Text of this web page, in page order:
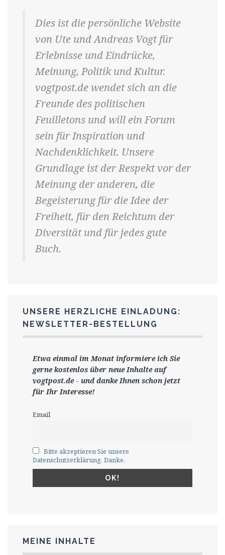
Dies ist die persönliche Website
von Ute und Andreas Vogt für
Erlebnisse und Eindrücke,
Meinung, Politik und Kultur.
vogtpost.de wendet sich an die
Freunde des politischen
Feuilletons und will ein Forum
sein für Inspiration und
Nachdenklichkeit. Unsere
Grundlage ist der Respekt vor der
Meinung der anderen, die
Begeisterung für die Idee der
Freiheit, für den Reichtum der
Diversität und für jedes gute
Buch.
UNSERE HERZLICHE EINLADUNG:
NEWSLETTER-BESTELLUNG
Etwa einmal im Monat informiere ich Sie
gernekostenlos über neue Inhalte auf
vogtpost.de- und danke Ihnen schon jetzt
für Ihr Interesse!
Email
Bitte akzeptieren Sie unsere
Datenschutzerklärung. Danke.
MEINE INHALTE